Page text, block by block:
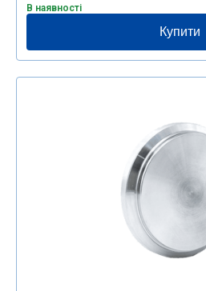
В наявності
Купити